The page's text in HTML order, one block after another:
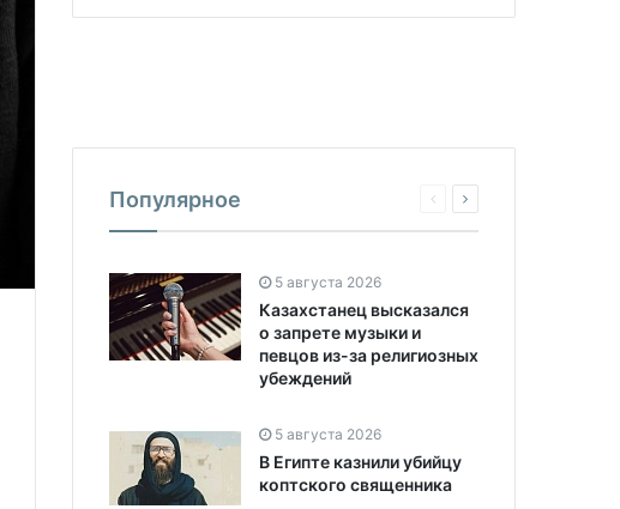
Популярное
5 августа 2026
Казахстанец высказался
о запрете музыки и
певцов из-за религиозных
убеждений
5 августа 2026
В Египте казнили убийцу
коптского священника